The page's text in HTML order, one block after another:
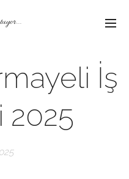
İş
2025